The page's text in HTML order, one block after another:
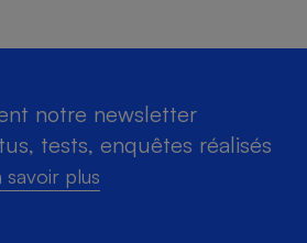
notre newsletter
tests, enquêtes réalisés
savoir plus